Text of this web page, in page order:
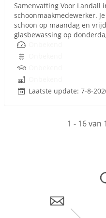
Samenvatting Voor Landall
schoonmaakmedewerker.
schoon op maandag en
glasbewassing op
Laatste update: 7-8-
1 - 16 van